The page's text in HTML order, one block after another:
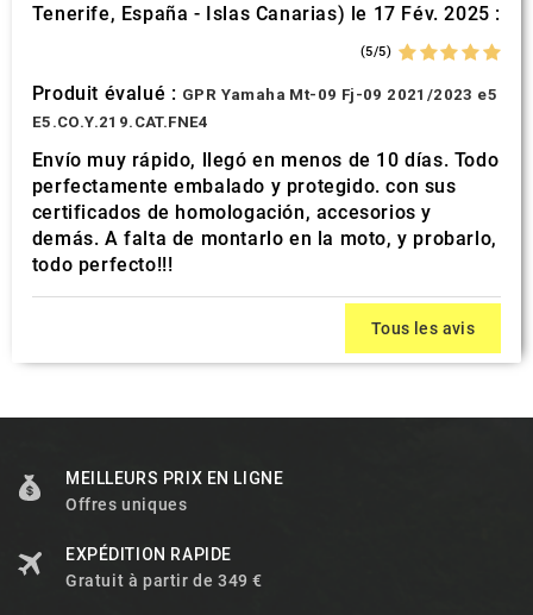
Tenerife, España - Islas Canarias) le 17 Fév. 2025 :
(5/5)
Produit évalué : GPR Yamaha Mt-09 Fj-09 2021/2023 e5
E5.CO.Y.219.CAT.FNE4
Envío muy rápido, llegó en menos de 10 días. Todo
perfectamente embalado y protegido. con sus
certificados de homologación, accesorios y
demás. A falta de montarlo en la moto, y probarlo,
todo perfecto!!!
Tous les avis
MEILLEURS PRIX EN LIGNE
Offres uniques
EXPÉDITION RAPIDE
Gratuit à partir de 349 €